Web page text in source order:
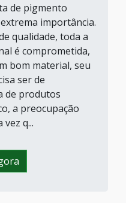
de pigmento
importância.
qualidade, toda a
é comprometida,
bom material, seu
ser de
de produtos
a preocupação
q...